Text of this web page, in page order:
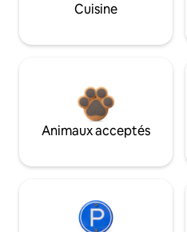
Cuisine
Animaux acceptés